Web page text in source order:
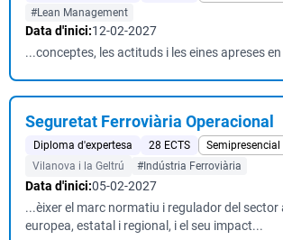
#Lean Management
Data d'inici:12-02-2027
...conceptes, les actituds i les eines apreses
Seguretat Ferroviària Operacional
Diploma d'expertesa 28 ECTS
Semipresencial
Vilanova i la Geltrú
#Indústria Ferroviària
Data d'inici:05-02-2027
...èixer el marc normatiu i regulador del sector
europea, estatal i regional, i el seu impact...